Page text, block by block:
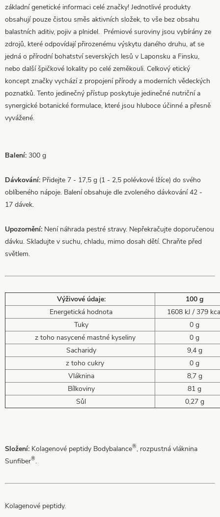
základní genetické informaci celé značky! Jednotlivé produkty
obsahují pouze čistou směs aktivních složek, to vše bez obsahu
balastních aditiv, pojiv a plnidel. Prémiové suroviny jsou vybírány ze
zdrojů, které odpovídají přirozenému výskytu daného druhu, ať se
jedná o přírodní bohatství severských lesů v Laponsku a Finsku,
nebo další špičkové lokality po celé zeměkouli. Celkový etický
koncept značky vychází z propojení přírody a moderních vědeckých
poznatků. Tento jedinečný přístup poskytuje jedinečné nutriční a
synergické botanické formulace, které jsou hluboce účinné a přesně
vyvážené.
Balení: 300 g
Dávkování: Přidejte 7 - 17,5 g (1 - 2,5 polévkové lžíce) do svého
oblíbeného nápoje. Balení obsahuje dle zvoleného dávkování 42 -
17 dávek.
Upozornění: Není náhrada pestré stravy. Nepřekračujte doporučenou
dávku. Skladujte v suchu, chladu, mimo dosah dětí. Chraňte před
světlem.
Výživové údaje:
100 g
Energetická hodnota
1608 kJ / 379
Tuky
0 g
z toho nasycené mastné kyseliny
0 g
Sacharidy
9,4 g
z toho cukry
0 g
Vláknina
8,7 g
Bílkoviny
81 g
Sůl
0,27 g
Složení: Kolagenové peptidy Bodybalance®, rozpustná vláknina
Sunfiber®.
Kolagenové peptidy.